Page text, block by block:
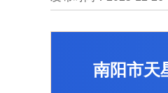
南阳市天